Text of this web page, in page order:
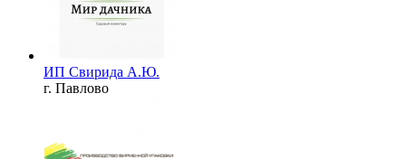
ИП Свирида А.Ю.
г. Павлово